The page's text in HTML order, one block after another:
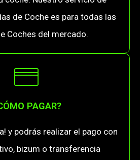
de Coche es para todas las
Coches del mercado.
PAGAR?
y podrás realizar el pago con
bizum o transferencia